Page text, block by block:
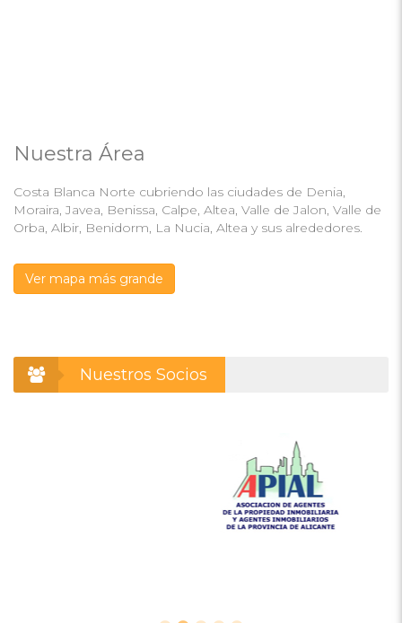
Nuestra Área
Costa Blanca Norte cubriendo las ciudades de Denia,
Moraira, Javea, Benissa, Calpe, Altea, Valle de Jalon, Valle de
Orba, Albir, Benidorm, La Nucia, Altea y sus alrededores.
Ver mapa más grande
Nuestros Socios